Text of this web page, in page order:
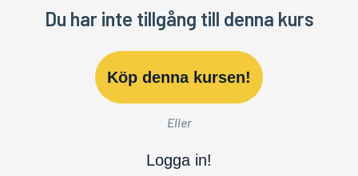
Du har inte tillgång till denna kurs
Köp denna kursen!
Eller
Logga in!